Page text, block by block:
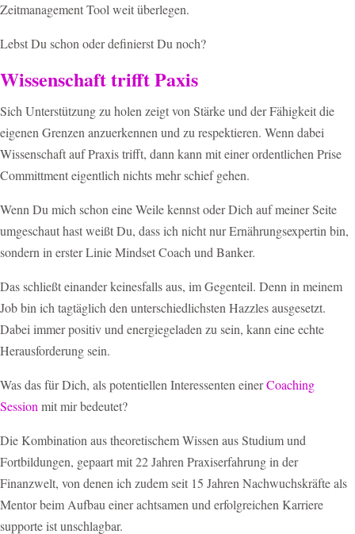
Zeitmanagement Tool weit überlegen.
Lebst Du schon oder definierst Du noch?
Wissenschaft trifft Paxis
Sich Unterstützung zu holen zeigt von Stärke und der Fähigkeit die
eigenen Grenzen anzuerkennen und zu respektieren. Wenn dabei
Wissenschaft auf Praxis trifft, dann kann mit einer ordentlichen Prise
Committment eigentlich nichts mehr schief gehen.
Wenn Du mich schon eine Weile kennst oder Dich auf meiner Seite
umgeschaut hast weißt Du, dass ich nicht nur Ernährungsexpertin bin,
sondern in erster Linie Mindset Coach und Banker.
Das schließt einander keinesfalls aus, im Gegenteil. Denn in meinem
Job bin ich tagtäglich den unterschiedlichsten Hazzles ausgesetzt.
Dabei immer positiv und energiegeladen zu sein, kann eine echte
Herausforderung sein.
Was das für Dich, als potentiellen Interessenten einerCoaching
Session mit mir bedeutet?
Die Kombination aus theoretischem Wissen aus Studium und
Fortbildungen, gepaart mit 22 Jahren Praxiserfahrung in der
Finanzwelt, von denen ich zudem seit 15 Jahren Nachwuchskräfte als
Mentor beim Aufbau einer achtsamen und erfolgreichen Karriere
supporte ist unschlagbar.